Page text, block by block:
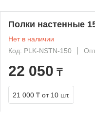
Полки настенные
Нет в наличии
Код: PLK-NSTN-150
22 050 ₸
21 000 ₸ от 10 шт.